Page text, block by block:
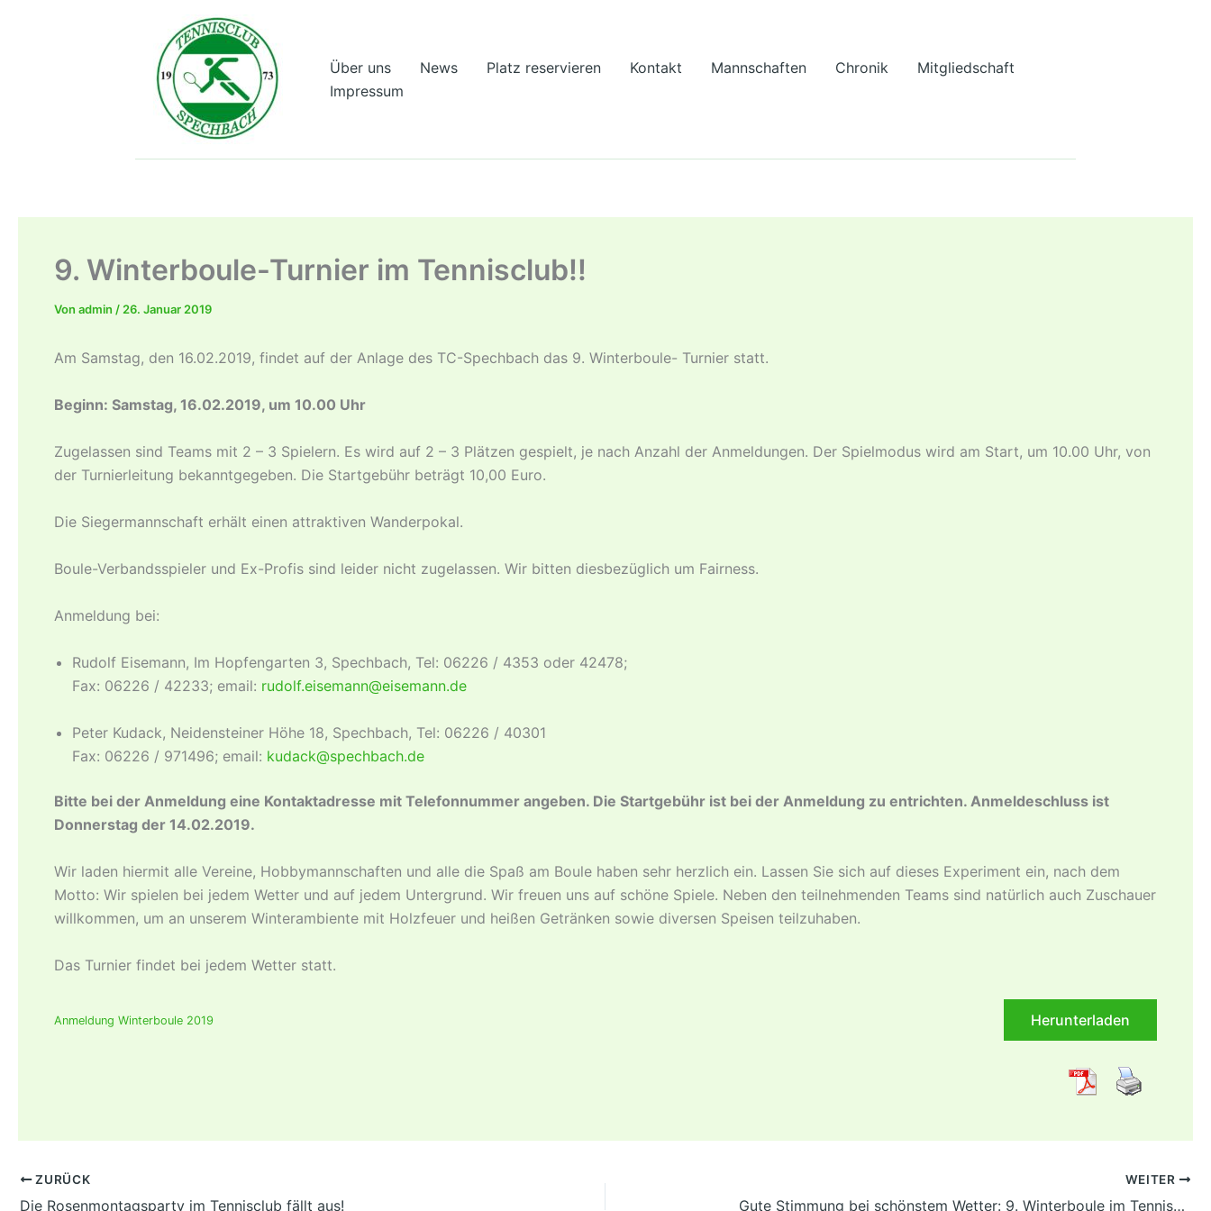
Über uns News Platz reservieren Kontakt Mannschaften Chronik
Mitgliedschaft
Impressum
9. Winterboule-Turnier im Tennisclub!!
Von admin / 26. Januar 2019
Am Samstag, den 16.02.2019, findet auf der Anlage des TC-Spechbach das 9. Winterboule- Turnier statt.
Beginn: Samstag, 16.02.2019, um 10.00 Uhr
Zugelassen sind Teams mit 2 – 3 Spielern. Es wird auf 2 – 3 Plätzen gespielt, je nach Anzahl der Anmeldungen. Der Spielmodus wird am Start, um 10.00 Uhr, von
der Turnierleitung bekanntgegeben. Die Startgebühr beträgt 10,00 Euro.
Die Siegermannschaft erhält einen attraktiven Wanderpokal.
Boule-Verbandsspieler und Ex-Profis sind leider nicht zugelassen. Wir bitten diesbezüglich um Fairness.
Anmeldung bei:
Rudolf Eisemann, Im Hopfengarten 3, Spechbach, Tel: 06226 / 4353 oder 42478;
Fax: 06226 / 42233; email: rudolf.eisemann@eisemann.de
Peter Kudack, Neidensteiner Höhe 18, Spechbach, Tel: 06226 / 40301
Fax: 06226 / 971496; email: kudack@spechbach.de
Bitte bei der Anmeldung eine Kontaktadresse mit Telefonnummer angeben. Die Startgebühr ist bei der Anmeldung zu entrichten. Anmeldeschluss ist
Donnerstag der 14.02.2019.
Wir laden hiermit alle Vereine, Hobbymannschaften und alle die Spaß am Boule haben sehr herzlich ein. Lassen Sie sich auf dieses Experiment ein, nach dem
Motto: Wir spielen bei jedem Wetter und auf jedem Untergrund. Wir freuen uns auf schöne Spiele. Neben den teilnehmenden Teams sind natürlich auch Zuschauer
willkommen, um an unserem Winterambiente mit Holzfeuer und heißen Getränken sowie diversen Speisen teilzuhaben.
Das Turnier findet bei jedem Wetter statt.
Anmeldung Winterboule 2019 Herunterladen
ZURÜCK
Die Rosenmontagsparty im Tennisclub fällt aus!
WEITER
Gute Stimmung bei schönstem Wetter: 9. Winterboule im Tennisclub!